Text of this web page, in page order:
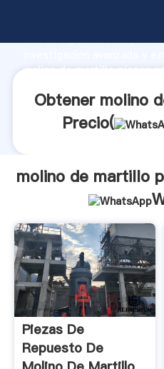
fuerte capacidad de
molino de martillo piezas
Obtener molino
Precio(
molino de martillo
Piezas De
Repuesto De